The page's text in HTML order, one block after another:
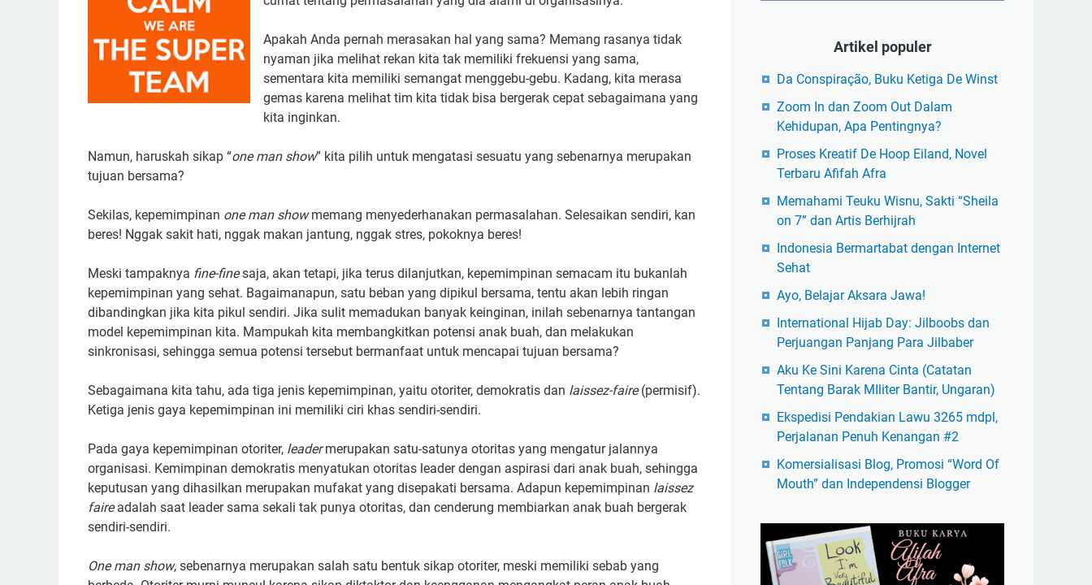
Apakah Anda pernah merasakan hal yang sama? Memang rasanya tidak
nyaman jika melihat rekan kita tak memiliki frekuensi yang sama,
sementara kita memiliki semangat menggebu-gebu. Kadang, kita merasa
gemas karena melihat tim kita tidak bisa bergerak cepat sebagaimana yang
kita inginkan.
Namun, haruskah sikap “one man show” kita pilih untuk mengatasi sesuatu yang sebenarnya merupakan
tujuan bersama?
Sekilas, kepemimpinan one man showmemang menyederhanakan permasalahan. Selesaikan sendiri, kan
beres! Nggak sakit hati, nggak makan jantung, nggak stres, pokoknya beres!
Meski tampaknya fine-finesaja, akan tetapi, jika terus dilanjutkan, kepemimpinan semacam itu bukanlah
kepemimpinan yang sehat. Bagaimanapun, satu beban yang dipikul bersama, tentu akan lebih ringan
dibandingkan jika kita pikul sendiri. Jika sulit memadukan banyak keinginan, inilah sebenarnya tantangan
model kepemimpinan kita. Mampukah kita membangkitkan potensi anak buah, dan melakukan
sinkronisasi, sehingga semua potensi tersebut bermanfaat untuk mencapai tujuan bersama?
Sebagaimana kita tahu, ada tiga jenis kepemimpinan, yaitu otoriter, demokratis dan laissez-faire(permisif).
Ketiga jenis gaya kepemimpinan ini memiliki ciri khas sendiri-sendiri.
Pada gaya kepemimpinan otoriter, leadermerupakan satu-satunya otoritas yang mengatur jalannya
organisasi. Kemimpinan demokratis menyatukan otoritas leader dengan aspirasi dari anak buah, sehingga
keputusan yang dihasilkan merupakan mufakat yang disepakati bersama. Adapun kepemimpinan laissez
faireadalah saat leader sama sekali tak punya otoritas, dan cenderung membiarkan anak buah bergerak
sendiri-sendiri.
One man show, sebenarnya merupakan salah satu bentuk sikap otoriter, meski memiliki sebab yang
Artikel populer
Da Conspiração, Buku Ketiga De Winst
Zoom In dan Zoom Out Dalam
Kehidupan, Apa Pentingnya?
Proses Kreatif De Hoop Eiland, Novel
Terbaru Afifah Afra
Memahami Teuku Wisnu, Sakti “Sheila
on 7” dan Artis Berhijrah
Indonesia Bermartabat dengan Internet
Sehat
Ayo, Belajar Aksara Jawa!
International Hijab Day: Jilboobs dan
Perjuangan Panjang Para Jilbaber
Aku Ke Sini Karena Cinta (Catatan
Tentang Barak MIliter Bantir, Ungaran)
Ekspedisi Pendakian Lawu 3265 mdpl,
Perjalanan Penuh Kenangan #2
Komersialisasi Blog, Promosi “Word Of
Mouth” dan Independensi Blogger